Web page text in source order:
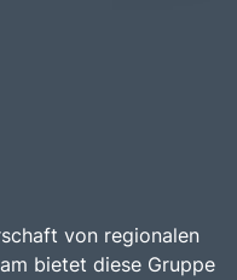
Region entdecken
von regionalen
bietet diese Gruppe